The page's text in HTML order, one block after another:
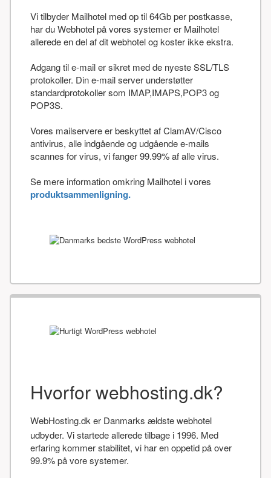
Vi tilbyder Mailhotel med op til 64Gb per postkasse,
har du Webhotel på vores systemer er Mailhotel
allerede en del af dit webhotel og koster ikke ekstra.
Adgang til e-mail er sikret med de nyeste SSL/TLS
protokoller. Din e-mail server understøtter
standardprotokoller som IMAP,IMAPS,POP3 og
POP3S.
Vores mailservere er beskyttet af ClamAV/Cisco
antivirus, alle indgående og udgående e-mails
scannes for virus, vi fanger 99.99% af alle virus.
Se mere information omkring Mailhotel i vores
produktsammenligning.
Hvorfor webhosting.dk?
WebHosting.dk er Danmarks ældste webhotel
udbyder. Vi startede allerede tilbage i 1996. Med
erfaring kommer stabilitet, vi har en oppetid på over
99.9% på vore systemer.